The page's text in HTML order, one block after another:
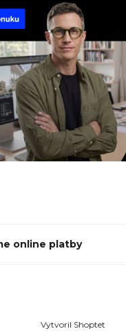
online platby
Vytvoril Shoptet